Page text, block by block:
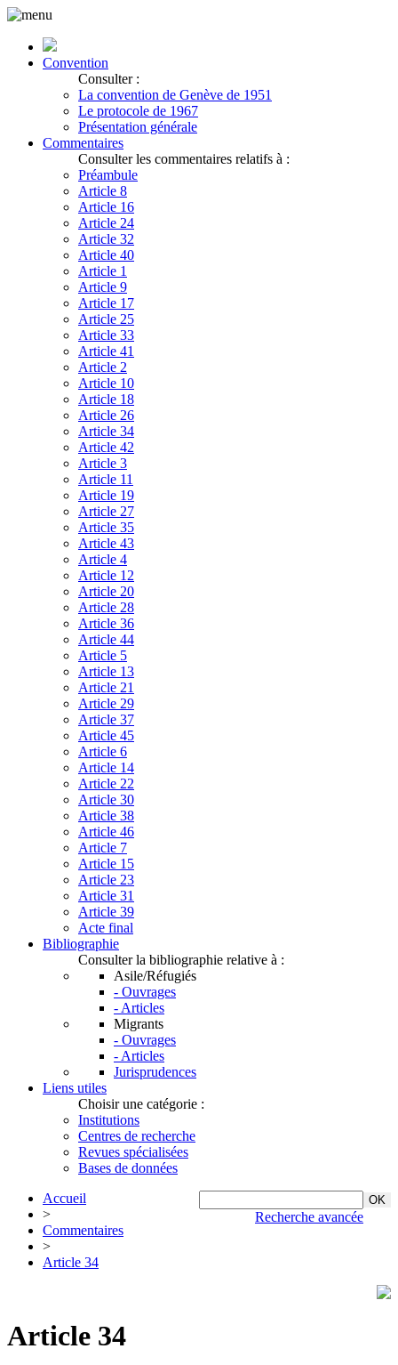
Convention
Consulter :
La convention de Genève de 1951
Le protocole de 1967
Présentation générale
Commentaires
Consulter les commentaires relatifs à :
Préambule
Article 8
Article 16
Article 24
Article 32
Article 40
Article 1
Article 9
Article 17
Article 25
Article 33
Article 41
Article 2
Article 10
Article 18
Article 26
Article 34
Article 42
Article 3
Article 11
Article 19
Article 27
Article 35
Article 43
Article 4
Article 12
Article 20
Article 28
Article 36
Article 44
Article 5
Article 13
Article 21
Article 29
Article 37
Article 45
Article 6
Article 14
Article 22
Article 30
Article 38
Article 46
Article 7
Article 15
Article 23
Article 31
Article 39
Acte final
Bibliographie
Consulter la bibliographie relative à :
Asile/Réfugiés
- Ouvrages
- Articles
Migrants
- Ouvrages
- Articles
Jurisprudences
Liens utiles
Choisir une catégorie :
Institutions
Centres de recherche
Revues spécialisées
Bases de données
Recherche avancée
Accueil
>
Commentaires
>
Article 34
Article 34